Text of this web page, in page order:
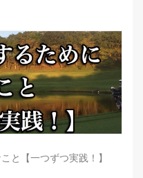
と【一つずつ実践！】